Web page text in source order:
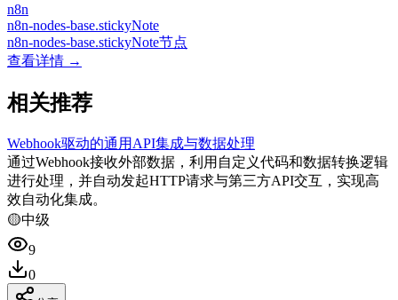
n8n
n8n-nodes-base.stickyNote
n8n-nodes-base.stickyNote节点
查看详情 →
相关推荐
Webhook驱动的通用API集成与数据处理
通过Webhook接收外部数据，利用自定义代码和数据转换逻辑
进行处理，并自动发起HTTP请求与第三方API交互，实现高
效自动化集成。
🟡中级
9
0